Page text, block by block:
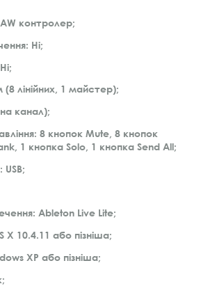
контролер;
Ні;
лінійних, 1 майстер);
канал);
8 кнопок Mute, 8 кнопок
1 кнопка Solo, 1 кнопка Send All;
Ableton Live Lite;
X 10.4.11 або пізніша;
XP або пізніша;